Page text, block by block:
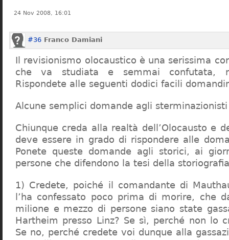
24 Nov 2008, 16:01
#36 Franco Damiani
Il revisionismo olocaustico è una serissima
che va studiata e semmai confutata,
Rispondete alle seguenti dodici facili
Alcune semplici domande agli sterminazionisti
Chiunque creda alla realtà dell’Olocausto e
deve essere in grado di rispondere alle
Ponete queste domande agli storici, ai
persone che difendono la tesi della
1) Credete, poiché il comandante di
l’ha confessato poco prima di morire, che
milione e mezzo di persone siano state
Hartheim presso Linz? Se sì, perché non lo
Se no, perché credete voi dunque alla